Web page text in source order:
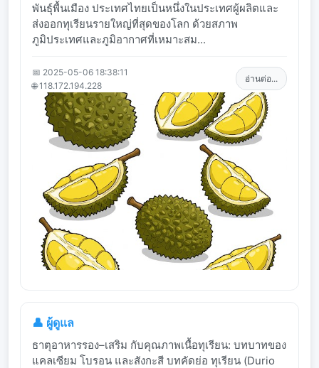
พันธุ์พื้นเมือง ประเทศไทยเป็นหนึ่งในประเทศผู้ผลิตและ
ส่งออกทุเรียนรายใหญ่ที่สุดของโลก ด้วยสภาพ
ภูมิประเทศและภูมิอากาศที่เหมาะสม...
📅 2025-05-06 18:38:11
🌐 118.172.194.228
อ่านต่อ...
👤 ผู้ดูแล
ธาตุอาหารรอง–เสริม กับคุณภาพเนื้อทุเรียน: บทบาทของ
แคลเซียม โบรอน และสังกะสี บทคัดย่อ ทุเรียน (Durio